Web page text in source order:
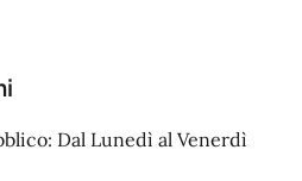
Dal Lunedì al Venerdì